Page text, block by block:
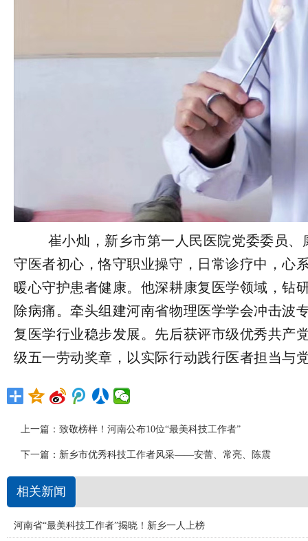
守医者初心，恪守职业操守，日常诊疗中，心
暖心守护患者健康。他深耕康复医学领域，钻
除病痛。牵头组建河南省物理医学学会冲击波
复医学行业稳步发展。先后获评市级优秀共产
级五一劳动奖章，以实际行动践行医者担当与
上一篇： 致敬榜样！河南公布10位“最美科技工作者”
下一篇： 新乡市优秀科技工作者风采——安蕾、常亮、陈震
相关新闻
河南省“最美科技工作者”揭晓！新乡一人上榜